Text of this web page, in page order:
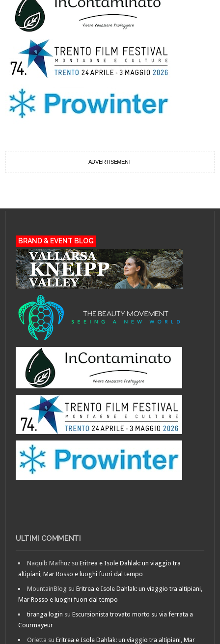
ADVERTISEMENT
BRAND & EVENT BLOG
ULTIMI COMMENTI
Naquib Mafhuz suEritrea e Isole Dahlak: un viaggio tra
altipiani, Mar Rosso e luoghi fuori dal tempo
MountainBlog suEritrea e Isole Dahlak: un viaggio tra altipiani,
Mar Rosso e luoghi fuori dal tempo
tiranga login suEscursionista trovato morto su via ferrata a
Courmayeur
Orietta suEritrea e Isole Dahlak: un viaggio tra altipiani, Mar